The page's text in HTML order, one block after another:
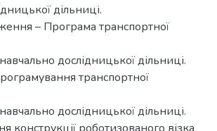
дільниці.
– Програма транспортної
дослідницької дільниці.
транспортної
дослідницької дільниці.